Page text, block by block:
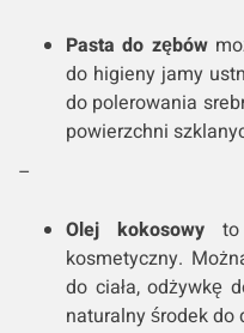
Pasta do zębów
do higieny jamy
do polerowania
powierzchni
–
Olej kokosowyto
kosmetyczny.
do ciała, odżywkę
naturalny środek do